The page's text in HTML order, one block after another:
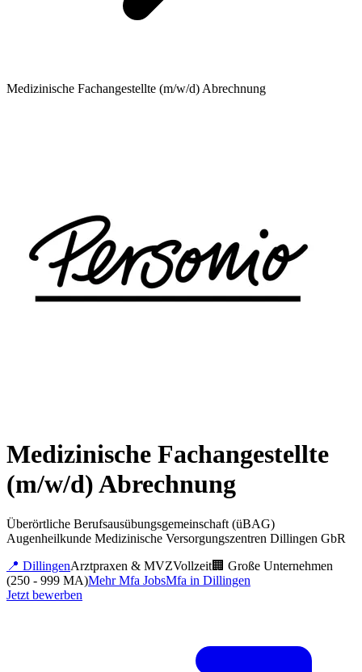
Medizinische Fachangestellte (m/w/d) Abrechnung
Medizinische Fachangestellte
(m/w/d) Abrechnung
Überörtliche Berufsausübungsgemeinschaft (üBAG)
Augenheilkunde Medizinische Versorgungszentren Dillingen GbR
📍 DillingenArztpraxen & MVZVollzeit🏢 Große Unternehmen
(250 - 999 MA)MehrMfa JobsMfa in Dillingen
Jetzt bewerben